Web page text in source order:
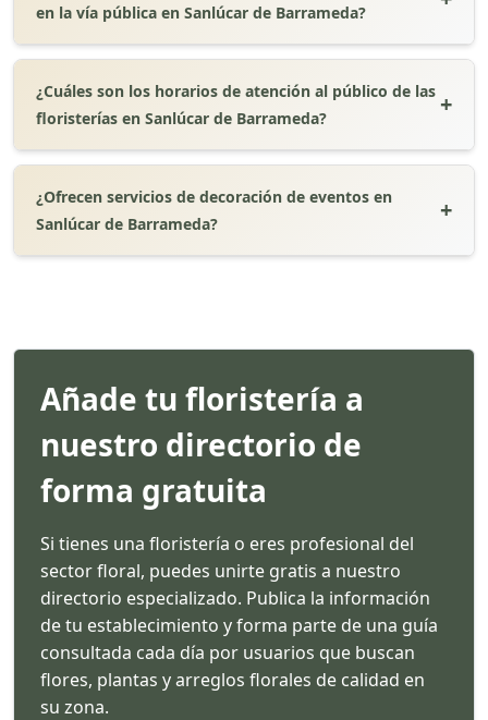
en la vía pública en Sanlúcar de Barrameda?
¿Cuáles son los horarios de atención al público de las
floristerías en Sanlúcar de Barrameda?
¿Ofrecen servicios de decoración de eventos en
Sanlúcar de Barrameda?
Añade tu floristería a
nuestro directorio de
forma gratuita
Si tienes una floristería o eres profesional del
sector floral, puedes unirte gratis a nuestro
directorio especializado. Publica la información
de tu establecimiento y forma parte de una guía
consultada cada día por usuarios que buscan
flores, plantas y arreglos florales de calidad en
su zona.